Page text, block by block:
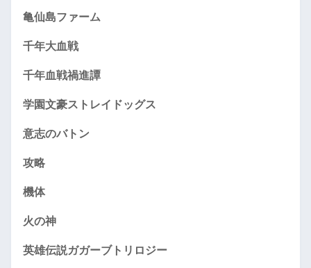
亀仙島ファーム
千年大血戦
千年血戦禍進譚
学園文豪ストレイドッグス
意志のバトン
攻略
機体
火の神
英雄伝説ガガーブトリロジー